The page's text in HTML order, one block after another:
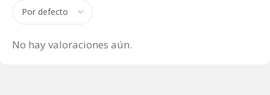
No hay valoraciones aún.